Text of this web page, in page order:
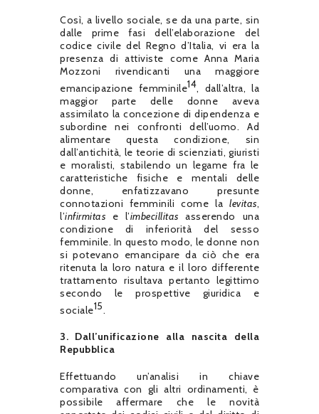
Così, a livello sociale, se da una parte, sin
dalle prime fasi dell’elaborazione del
codice civile del Regno d’Italia, vi era la
presenza di attiviste come Anna Maria
Mozzoni rivendicanti una maggiore
emancipazione femminile14, dall’altra, la
maggior parte delle donne aveva
assimilato la concezione di dipendenza e
subordine nei confronti dell’uomo. Ad
alimentare questa condizione, sin
dall’antichità, le teorie di scienziati, giuristi
e moralisti, stabilendo un legame fra le
caratteristiche fisiche e mentali delle
donne, enfatizzavano presunte
connotazioni femminili come la levitas,
l’infirmitas e l’imbecillitasasserendo una
condizione di inferiorità del sesso
femminile. In questo modo, le donne non
si potevano emancipare da ciò che era
ritenuta la loro natura e il loro differente
trattamento risultava pertanto legittimo
secondo le prospettive giuridica e
sociale15.
3. Dall’unificazione alla nascita della
Repubblica
Effettuando un’analisi in chiave
comparativa con gli altri ordinamenti, è
possibile affermare che le novità